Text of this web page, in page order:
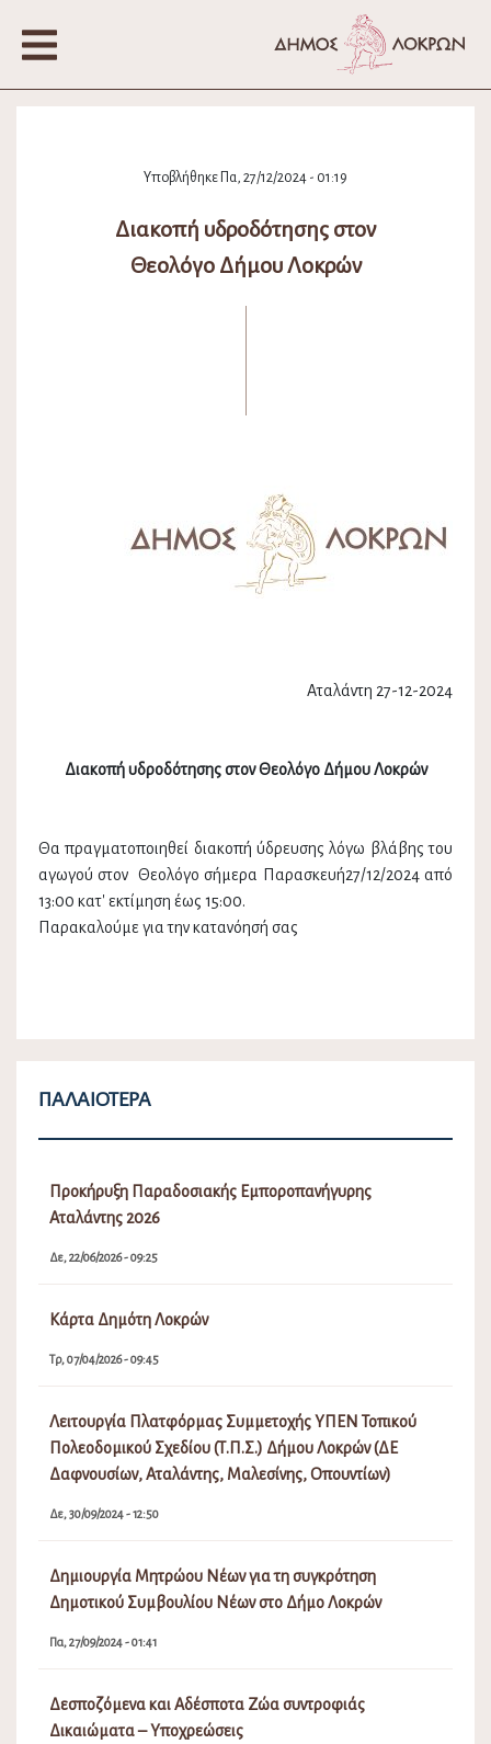
Υποβλήθηκε Πα, 27/12/2024 - 01:19
Διακοπή υδροδότησης στον
Θεολόγο Δήμου Λοκρών
Αταλάντη 27-12-2024
Διακοπή υδροδότησης στον Θεολόγο Δήμου Λοκρών
Θα πραγματοποιηθεί διακοπή ύδρευσης λόγω βλάβης του
αγωγού στον Θεολόγο σήμερα Παρασκευή27/12/2024 από
13:00 κατ' εκτίμηση έως 15:00.
Παρακαλούμε για την κατανόησή σας
ΠΑΛΑΙΌΤΕΡΑ
Προκήρυξη Παραδοσιακής Εμποροπανήγυρης
Αταλάντης 2026
Δε, 22/06/2026 - 09:25
Κάρτα Δημότη Λοκρών
Τρ, 07/04/2026 - 09:45
Λειτουργία Πλατφόρμας Συμμετοχής ΥΠΕΝ Τοπικού
Πολεοδομικού Σχεδίου (Τ.Π.Σ.) Δήμου Λοκρών (ΔΕ
Δαφνουσίων, Αταλάντης, Μαλεσίνης, Οπουντίων)
Δε, 30/09/2024 - 12:50
Δημιουργία Μητρώου Νέων για τη συγκρότηση
Δημοτικού Συμβουλίου Νέων στο Δήμο Λοκρών
Πα, 27/09/2024 - 01:41
Δεσποζόμενα και Αδέσποτα Ζώα συντροφιάς
Δικαιώματα – Υποχρεώσεις